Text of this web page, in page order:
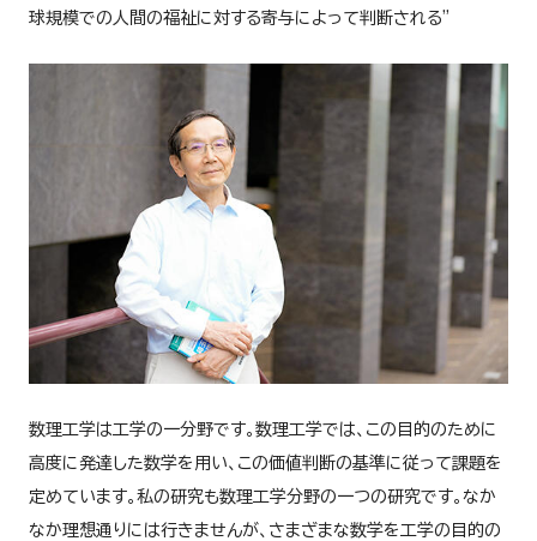
球規模での人間の福祉に対する寄与によって判断される”
数理工学は工学の一分野です。数理工学では、この目的のために
高度に発達した数学を用い、この価値判断の基準に従って課題を
定めています。私の研究も数理工学分野の一つの研究です。なか
なか理想通りには行きませんが、さまざまな数学を工学の目的の